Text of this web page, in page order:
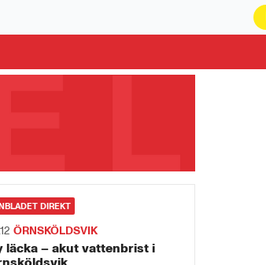
DIREKT
ÖRNSKÖLDSVIK
läcka – akut vattenbrist i